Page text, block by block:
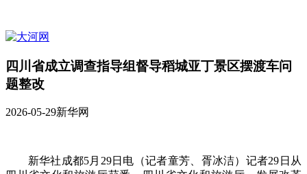
四川省成立调查指导组督导稻城亚丁景区摆渡车问
题整改
2026-05-29新华网
新华社成都5月29日电（记者童芳、胥冰洁）记者29日从